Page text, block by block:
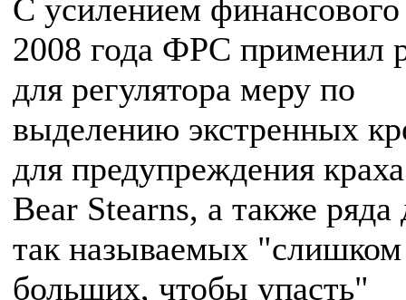
С усилением финансового
2008 года ФРС применил
для регулятора меру по
выделению экстренных
для предупреждения
Bear Stearns, а также ряда
так называемых "слишком
больших, чтобы упасть"